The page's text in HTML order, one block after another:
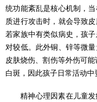
统功能紊乱是核心机制，
质进行攻击时，就会导致
若家族中有类似病史，孩
对较低。此外铜、锌等微
皮肤烧伤、割伤等外伤可能
白斑，因此孩子日常活动中
精神心理因素在儿童